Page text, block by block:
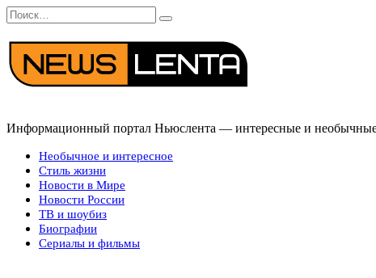
Перейти
к
содержанию
Search
for:
Информационный портал Ньюслента — интересные и
Необычное и интересное
Стиль жизни
Новости в Мире
Новости России
ТВ и шоубиз
Биографии
Сериалы и фильмы